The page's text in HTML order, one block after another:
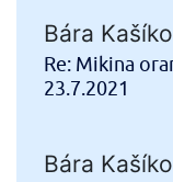
Bára
Re: Mikina
23.7.2021
Bára